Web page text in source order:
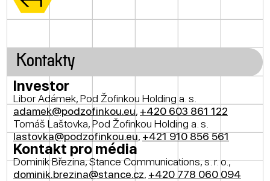
Kontakty
Investor
Libor Adámek, Pod Žofinkou Holding a. s.
adamek@podzofinkou.eu, +420 603 861 122
Tomáš Laštovka, Pod Žofinkou Holding a. s.
lastovka@podzofinkou.eu,+421 910 856 561
Kontakt pro média
Dominik Březina, Stance Communications, s. r. o.,
dominik.brezina@stance.cz, +420 778 060 094